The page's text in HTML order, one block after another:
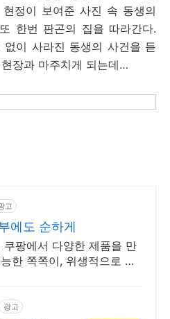
정이 보여준 사진 속 동생의
한번 판곤의 집을 따라간다.
이 사라진 동생의 사건을 듣
장과 마주치게 되는데…
고
에도 순하게
팡에서 다양한 제품을 만
한 쪽쪽이, 위생적으로 관
광고